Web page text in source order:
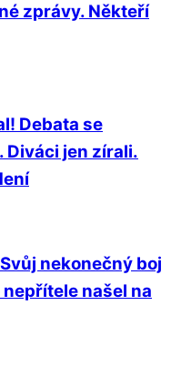
zprávy. Někteří
Debata se
Diváci jen zírali.
nekonečný boj
našel na